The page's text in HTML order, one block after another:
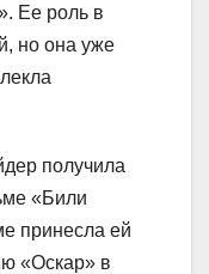
Ее роль в
но она уже
получила
«Били
принесла ей
«Оскар» в